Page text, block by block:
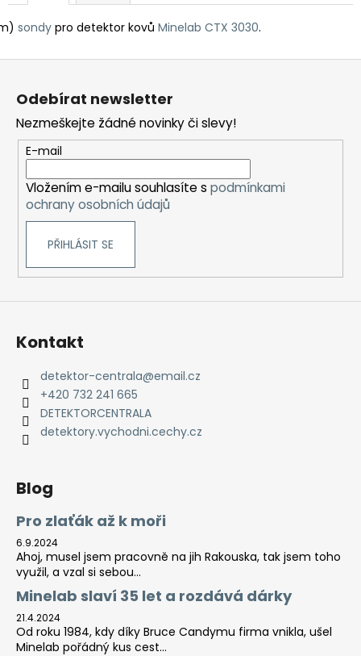
sondy pro detektor kovů Minelab CTX 3030.
DETEKTOR
KOVŮ
MINELAB
(3
V
CENĚ)
49
990
Kč
Z
Odebírat newsletter
Nezmeškejte žádné novinky či slevy!
E-mail
Vložením e-mailu souhlasíte s podmínkami
ochrany osobních údajů
PŘIHLÁSIT SE
Kontakt
detektor-centrala@email.cz
+420 732 241 665
DETEKTORCENTRALA
detektory.vychodni.cechy.cz
Blog
Pro zlaťák až k moři
6.9.2024
Ahoj, musel jsem pracovně na jih Rakouska, tak jsem toho
využil, a vzal si sebou...
Minelab slaví 35 let a rozdává dárky
21.4.2024
Od roku 1984, kdy díky Bruce Candymu firma vnikla, ušel
Minelab pořádný kus cest...